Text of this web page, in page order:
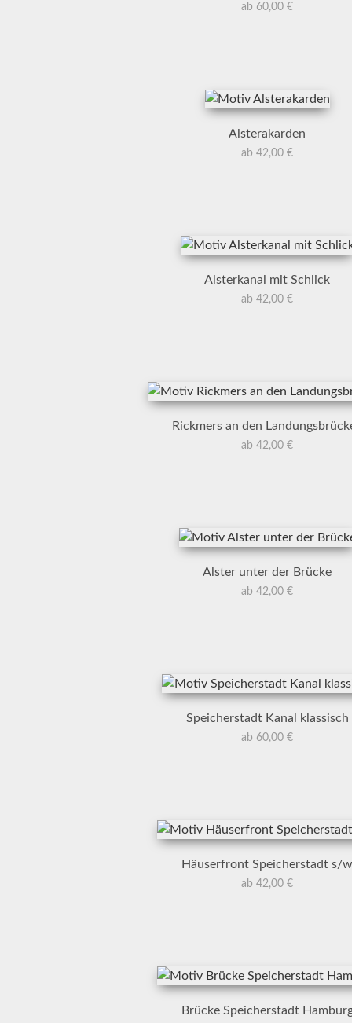
ab 60,00 €
Alsterakarden
ab 42,00 €
Alsterkanal mit Schlick
ab 42,00 €
Rickmers an den
ab 42,00 €
Alster unter der Brücke
ab 42,00 €
Speicherstadt Kanal klassisch
ab 60,00 €
Häuserfront Speicherstadt s/w
ab 42,00 €
Brücke Speicherstadt